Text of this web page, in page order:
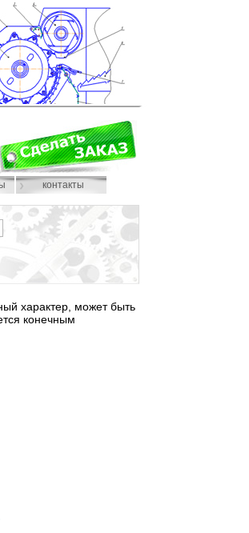
контакты
характер, может быть
конечным